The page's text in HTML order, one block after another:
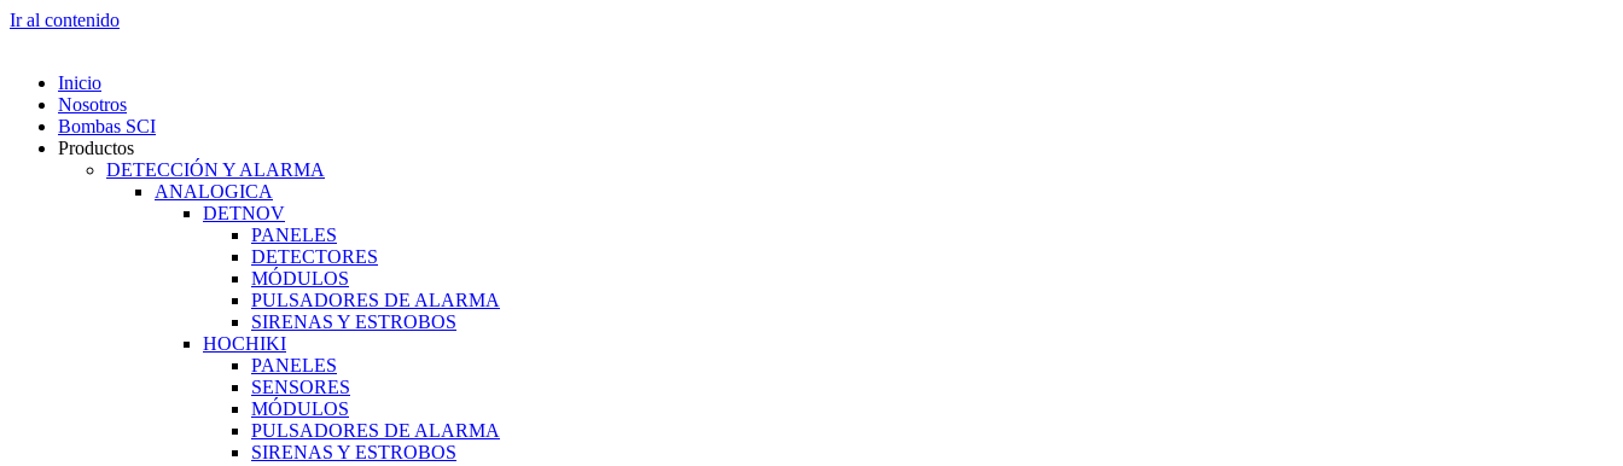
Ir al contenido
Inicio
Nosotros
Bombas SCI
Productos
DETECCIÓN Y ALARMA
ANALOGICA
DETNOV
PANELES
DETECTORES
MÓDULOS
PULSADORES DE ALARMA
SIRENAS Y ESTROBOS
HOCHIKI
PANELES
SENSORES
MÓDULOS
PULSADORES DE ALARMA
SIRENAS Y ESTROBOS